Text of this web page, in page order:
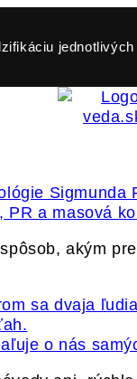
jednotlivých
PR a masová
akým
o nás